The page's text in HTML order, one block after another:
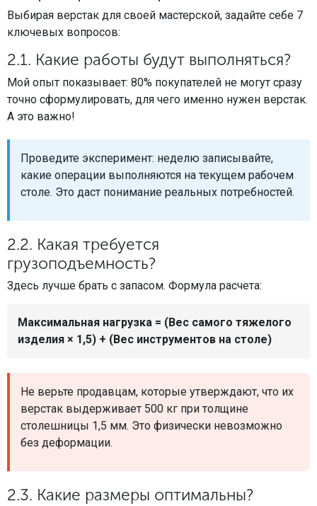
Выбирая верстак для своей мастерской, задайте себе 7
ключевых вопросов:
2.1. Какие работы будут выполняться?
Мой опыт показывает: 80% покупателей не могут сразу
точно сформулировать, для чего именно нужен верстак.
А это важно!
Проведите эксперимент: неделю записывайте,
какие операции выполняются на текущем рабочем
столе. Это даст понимание реальных потребностей.
2.2. Какая требуется
грузоподъемность?
Здесь лучше брать с запасом. Формула расчета:
Максимальная нагрузка = (Вес самого тяжелого
изделия × 1,5) + (Вес инструментов на столе)
Не верьте продавцам, которые утверждают, что их
верстак выдерживает 500 кг при толщине
столешницы 1,5 мм. Это физически невозможно
без деформации.
2.3. Какие размеры оптимальны?